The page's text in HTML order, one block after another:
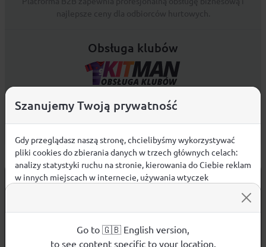
Obsługa klubów
sportowych. Zapewnia profesjonalne wsparcie oraz najlepsze
ceny.
Informacje
Płatności
Szanujemy Twoją prywatność
Gdy przeglądasz naszą stronę, chcielibyśmy wykorzystywać
pliki cookies do zbierania danych w trzech głównych celach:
analizy statystyki ruchu na stronie, kierowania do Ciebie reklam
w innych miejscach w internecie, używania wtyczek
używanych plików cookies.
Aby dowiedzieć się więcej o plikach cookie i tym, jak
wykorzystujemy Twoje dane, odwiedź naszą Polityką
Go to 🇬🇧 English version,
to see content specific to your location.